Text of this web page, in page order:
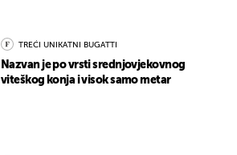
TREĆI UNIKATNI BUGATTI
Nazvan je po vrsti srednjovjekovnog
viteškog konja i visok samo metar